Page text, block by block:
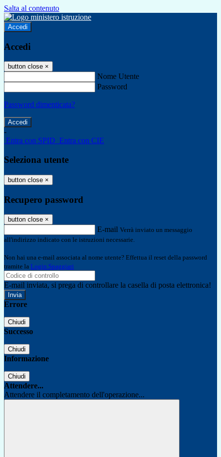
Salta al contenuto
Accedi
Accedi
button close ×
Nome Utente
Password
Password dimenticata?
-
Entra con SPID Entra con CIE
Seleziona utente
button close ×
Recupero password
button close ×
E-mail Verrà inviato un messaggio
all'indirizzo indicato con le istruzioni necessarie.
Non hai una e-mail associata al nome utente? Effettua il reset della password
tramite la Login Spaggiari
E-mail inviata, si prega di controllare la casella di posta elettronica!
Errore
Chiudi
Successo
Chiudi
Informazione
Chiudi
Attendere...
Attendere il completamento dell'operazione...